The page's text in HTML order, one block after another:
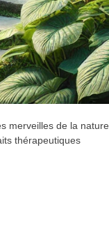
merveilles de la nature
thérapeutiques